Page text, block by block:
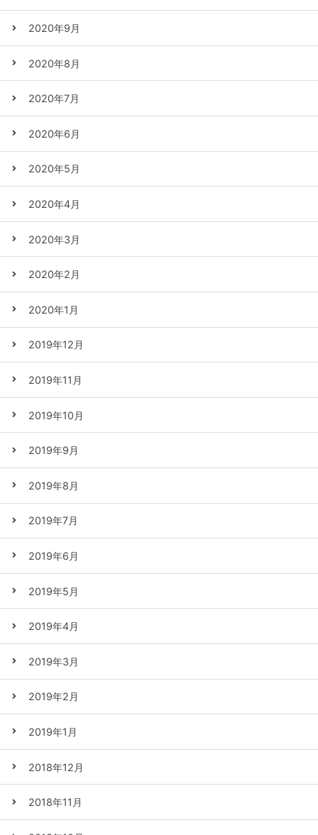
2020年9月
2020年8月
2020年7月
2020年6月
2020年5月
2020年4月
2020年3月
2020年2月
2020年1月
2019年12月
2019年11月
2019年10月
2019年9月
2019年8月
2019年7月
2019年6月
2019年5月
2019年4月
2019年3月
2019年2月
2019年1月
2018年12月
2018年11月